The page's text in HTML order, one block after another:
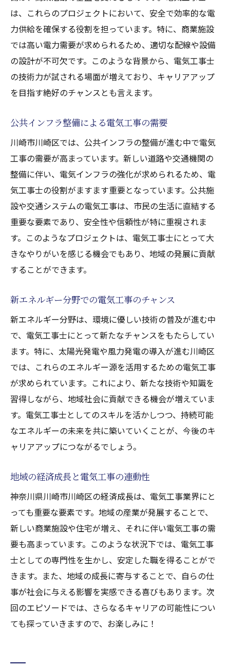
は、これらのプロジェクトにおいて、安全で効率的な電
力供給を確保する役割を担っています。特に、商業施設
では高い電力需要が求められるため、適切な配線や設備
の設計が不可欠です。このような背景から、電気工事士
の技術力が試される場面が増えており、キャリアアップ
を目指す絶好のチャンスとも言えます。
公共インフラ整備による電気工事の需要
川崎市川崎区では、公共インフラの整備が進む中で電気
工事の需要が高まっています。新しい道路や交通機関の
整備に伴い、電気インフラの強化が求められるため、電
気工事士の役割がますます重要となっています。公共施
設や交通システムの電気工事は、市民の生活に直結する
重要な要素であり、安全性や信頼性が特に重視されま
す。このようなプロジェクトは、電気工事士にとって大
きなやりがいを感じる機会でもあり、地域の発展に貢献
することができます。
新エネルギー分野での電気工事のチャンス
新エネルギー分野は、環境に優しい技術の普及が進む中
で、電気工事士にとって新たなチャンスをもたらしてい
ます。特に、太陽光発電や風力発電の導入が進む川崎区
では、これらのエネルギー源を活用するための電気工事
が求められています。これにより、新たな技術や知識を
習得しながら、地域社会に貢献できる機会が増えていま
す。電気工事士としてのスキルを活かしつつ、持続可能
なエネルギーの未来を共に築いていくことが、今後のキ
ャリアアップにつながるでしょう。
地域の経済成長と電気工事の連動性
神奈川県川崎市川崎区の経済成長は、電気工事業界にと
っても重要な要素です。地域の産業が発展することで、
新しい商業施設や住宅が増え、それに伴い電気工事の需
要も高まっています。このような状況下では、電気工事
士としての専門性を生かし、安定した職を得ることがで
きます。また、地域の成長に寄与することで、自らの仕
事が社会に与える影響を実感できる喜びもあります。次
回のエピソードでは、さらなるキャリアの可能性につい
ても探っていきますので、お楽しみに！